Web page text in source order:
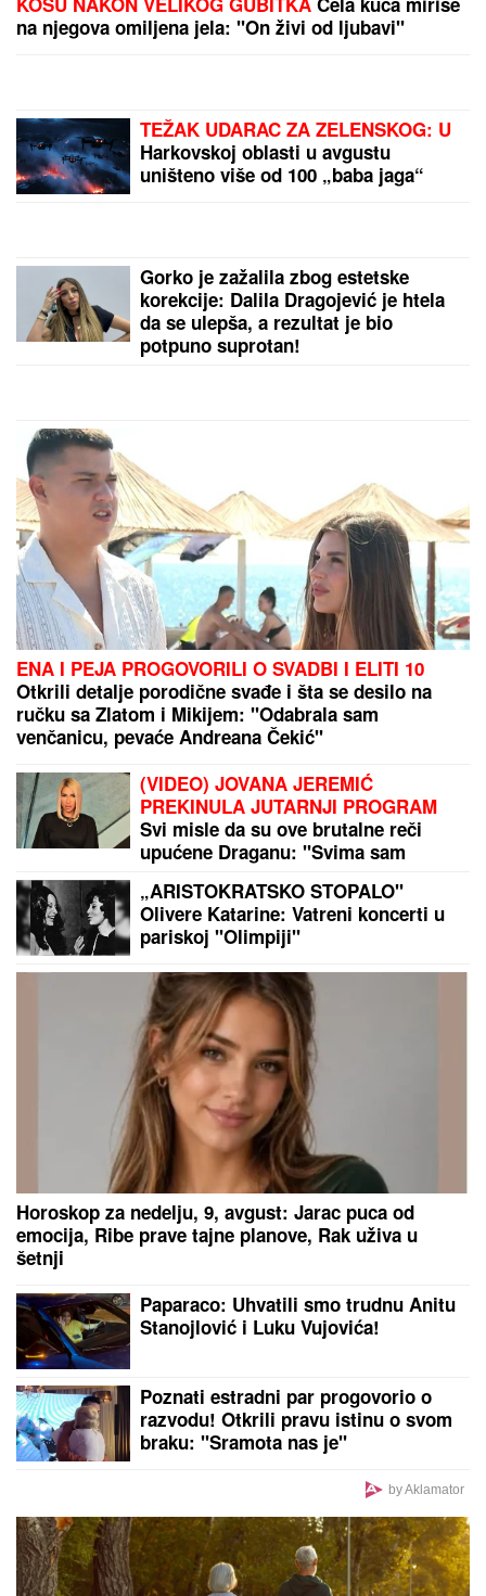
Brat i snajka Teodore Džehverović
pazarili luks stan u Dubaiju: "Plan
Ovako izgleda PORODIČNA KUĆA Jovane Jeremić
na Ibarskoj magistrali: Ovde je živela sa roditeljima,
BILI POZNATI PO JEDNOJ STVARI!
Požar kod Vrbasa pretio da proguta pčelinjake i
useve: Vatrogasci ga otkrili prilikom izviđanja
ERDOGANU "PUCA FILM":Turska ograničava
prolazak trgovačkih brodova u Crno more kroz
Dardanele
by Aklamator
PREPORUKA ZA VAS